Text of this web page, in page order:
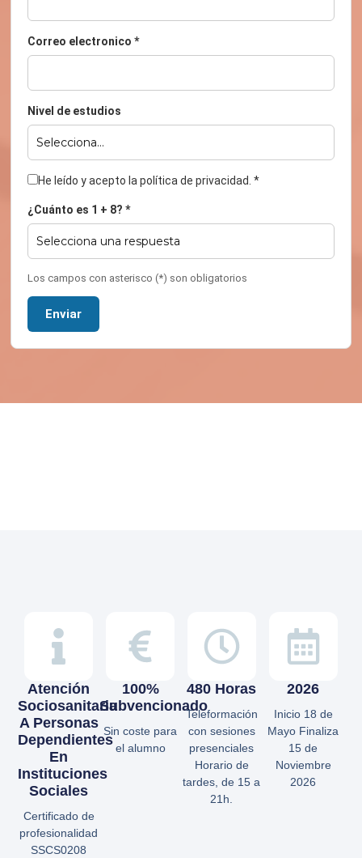
Correo electronico *
Nivel de estudios
He leído y acepto la política de privacidad. *
¿Cuánto es 1 + 8? *
Los campos con asterisco (*) son obligatorios
Enviar
Atención
Sociosanitaria
A Personas
Dependientes
En
Instituciones
Sociales
Certificado de
profesionalidad
SSCS0208
100%
Subvencionado
Sin coste para
el alumno
480 Horas
Teleformación
con sesiones
presenciales
Horario de
tardes, de 15 a
21h.
2026
Inicio 18 de
Mayo Finaliza
15 de
Noviembre
2026